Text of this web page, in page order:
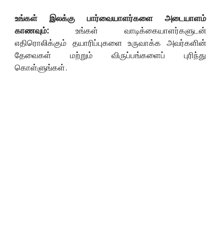
உங்கள் இலக்கு பார்வையாளர்களை அடையாளம்
காணவும்: உங்கள் வாடிக்கையாளர்களுடன்
எதிரொலிக்கும் தயாரிப்புகளை உருவாக்க அவர்களின்
தேவைகள் மற்றும் விருப்பங்களைப் புரிந்து
கொள்ளுங்கள்.